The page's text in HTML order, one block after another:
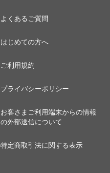
よくあるご質問
はじめての方へ
ご利用規約
プライバシーポリシー
お客さまご利用端末からの情報
の外部送信について
特定商取引法に関する表示